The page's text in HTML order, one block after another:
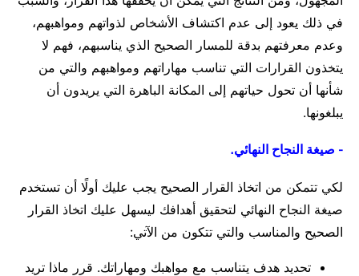
في ذلك يعود إلى عدم اكتشاف الأشخاص لذواتهم ومواهبهم،
وعدم معرفتهم بدقة للمسار الصحيح الذي يناسبهم، فهم لا
يتخذون القرارات التي تناسب مهاراتهم ومواهبهم والتي من
شأنها أن تحول حياتهم إلى المكانة الباهرة التي يريدون أن
يبلغونها.
- صيغة النجاح النهائي.
لكي تتمكن من اتخاذ القرار الصحيح يجب عليك أولًا أن تستخدم
صيغة النجاح النهائي لتحقيق أهدافك ليسهل عليك اتخاذ القرار
الصحيح والمناسب والتي تتكون من الآتي:
تحديد هدف يتناسب مع مواهبك ومهاراتك. قرر ماذا تريد